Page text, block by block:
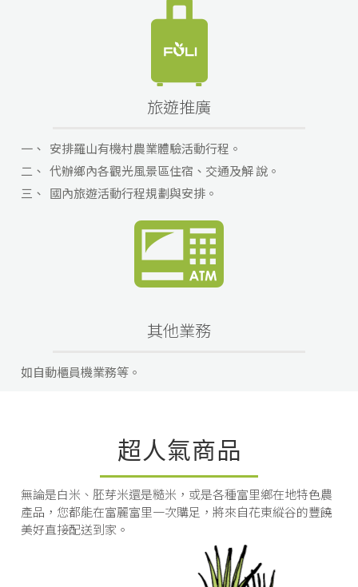
旅遊推廣
一、 安排羅山有機村農業體驗活動行程。
二、 代辦鄉內各觀光風景區住宿、交通及解 說。
三、 國內旅遊活動行程規劃與安排。
其他業務
如自動櫃員機業務等。
超人氣商品
無論是白米、胚芽米還是糙米，或是各種富里鄉在地特色農
產品，您都能在富麗富里一次購足，將來自花東縱谷的豐饒
美好直接配送到家。